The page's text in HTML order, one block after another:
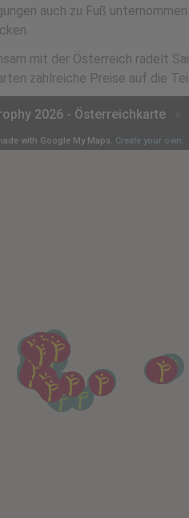
auch zu Fuß
mit der Österreich radelt
zahlreiche Preise auf die